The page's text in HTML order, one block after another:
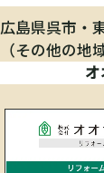
広島県呉市
（その他の地